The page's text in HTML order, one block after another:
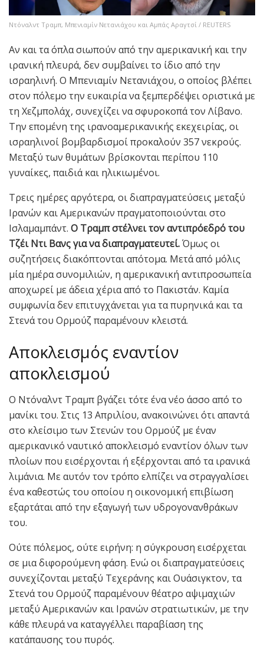
Ντόναλντ Τραμπ, Μπενιαμίν Νετανιάχου και Αμπάς Αραγτσί / REUTERS
Αν και τα όπλα σιωπούν από την αμερικανική και την
ιρανική πλευρά, δεν συμβαίνει το ίδιο από την
ισραηλινή. Ο Μπενιαμίν Νετανιάχου, ο οποίος βλέπει
στον πόλεμο την ευκαιρία να ξεμπερδέψει οριστικά με
τη Χεζμπολάχ, συνεχίζει να σφυροκοπά τον Λίβανο.
Την επομένη της ιρανοαμερικανικής εκεχειρίας, οι
ισραηλινοί βομβαρδισμοί προκαλούν 357 νεκρούς.
Μεταξύ των θυμάτων βρίσκονται περίπου 110
γυναίκες, παιδιά και ηλικιωμένοι.
Τρεις ημέρες αργότερα, οι διαπραγματεύσεις μεταξύ
Ιρανών και Αμερικανών πραγματοποιούνται στο
Ισλαμαμπάντ. Ο Τραμπ στέλνει τον αντιπρόεδρό του
Τζέι Ντι Βανς για να διαπραγματευτεί.Όμως οι
συζητήσεις διακόπτονται απότομα. Μετά από μόλις
μία ημέρα συνομιλιών, η αμερικανική αντιπροσωπεία
αποχωρεί με άδεια χέρια από το Πακιστάν. Καμία
συμφωνία δεν επιτυγχάνεται για τα πυρηνικά και τα
Στενά του Ορμούζ παραμένουν κλειστά.
Αποκλεισμός εναντίον
αποκλεισμού
Ο Ντόναλντ Τραμπ βγάζει τότε ένα νέο άσσο από το
μανίκι του. Στις 13 Απριλίου, ανακοινώνει ότι απαντά
στο κλείσιμο των Στενών του Ορμούζ με έναν
αμερικανικό ναυτικό αποκλεισμό εναντίον όλων των
πλοίων που εισέρχονται ή εξέρχονται από τα ιρανικά
λιμάνια. Με αυτόν τον τρόπο ελπίζει να στραγγαλίσει
ένα καθεστώς του οποίου η οικονομική επιβίωση
εξαρτάται από την εξαγωγή των υδρογονανθράκων
του.
Ούτε πόλεμος, ούτε ειρήνη: η σύγκρουση εισέρχεται
σε μια διφορούμενη φάση. Ενώ οι διαπραγματεύσεις
συνεχίζονται μεταξύ Τεχεράνης και Ουάσιγκτον, τα
Στενά του Ορμούζ παραμένουν θέατρο αψιμαχιών
μεταξύ Αμερικανών και Ιρανών στρατιωτικών, με την
κάθε πλευρά να καταγγέλλει παραβίαση της
κατάπαυσης του πυρός.